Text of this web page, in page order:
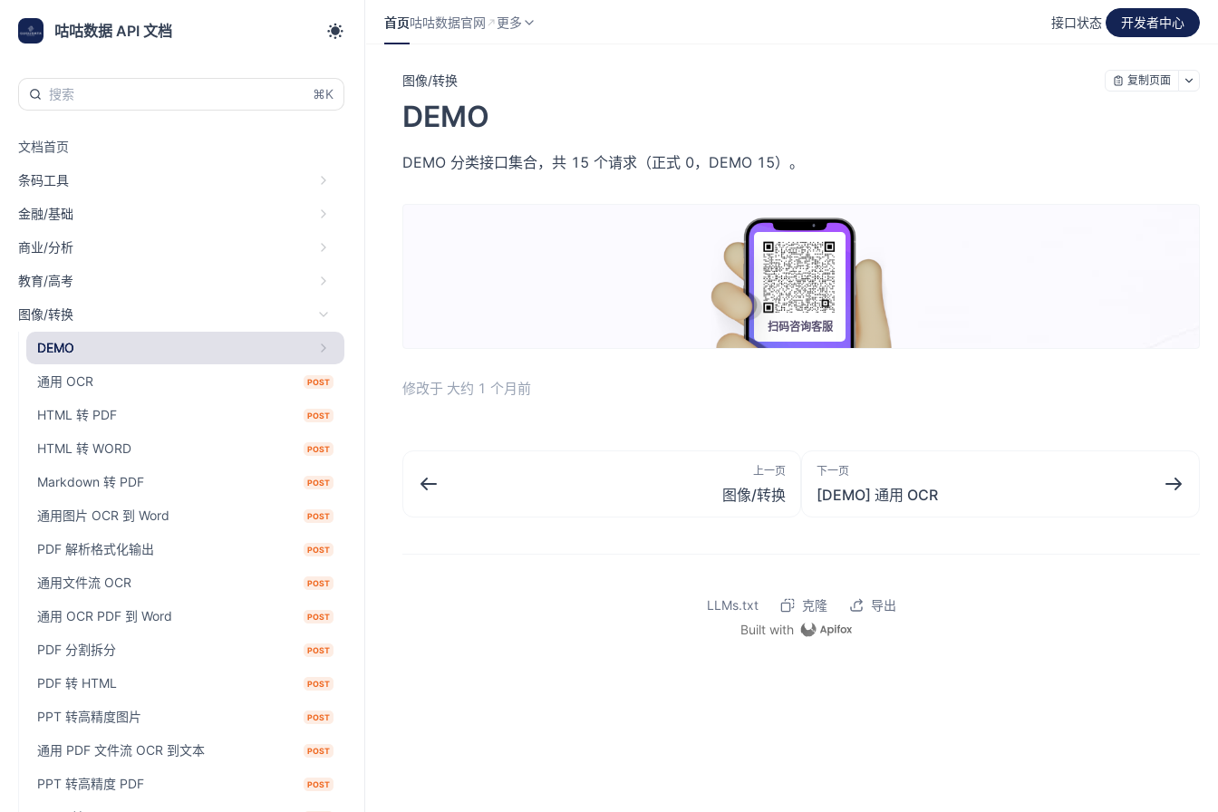
咕咕数据 API 文档
⌘K
文档首页
条码工具
金融/基础
商业/分析
教育/高考
图像/转换
DEMO
通用 OCR POST
HTML 转 PDF POST
HTML 转 WORD POST
Markdown 转 PDF POST
通用图片 OCR 到 Word POST
PDF 解析格式化输出 POST
通用文件流 OCR POST
通用 OCR PDF 到 Word POST
PDF 分割拆分 POST
PDF 转 HTML POST
PPT 转高精度图片 POST
通用 PDF 文件流 OCR 到文本 POST
PPT 转高精度 PDF POST
首页咕咕数据官网 更多 接口状态 开发者中心
图像/转换 复制页面
DEMO
DEMO 分类接口集合，共 15 个请求（正式 0，DEMO 15）。
扫码咨询客服
修改于 大约 1 个月前
上一页
图像/转换
下一页
[DEMO] 通用 OCR
LLMs.txt 克隆
导出
Built with